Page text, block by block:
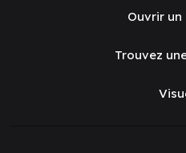
Ouvrir
Trouvez